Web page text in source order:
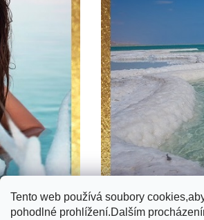
Tento web používá soubory
pohodlné prohlížení.Dalším